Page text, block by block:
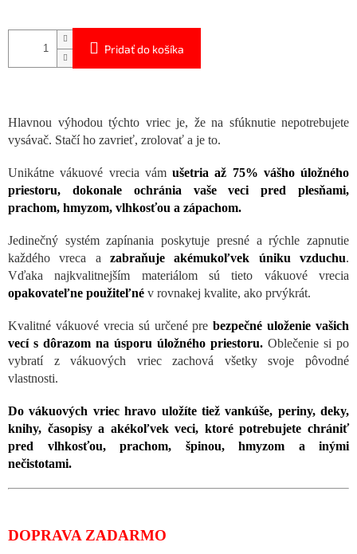
Pridať do košíka
Hlavnou výhodou týchto vriec je, že na sfúknutie nepotrebujete
vysávač. Stačí ho zavrieť, zrolovať a je to.
Unikátne vákuové vrecia vám ušetria až 75% vášho úložného
priestoru, dokonale ochránia vaše veci pred plesňami,
prachom, hmyzom, vlhkosťou a zápachom.
Jedinečný systém zapínania poskytuje presné a rýchle zapnutie
každého vreca a zabraňuje akémukoľvek úniku vzduchu.
Vďaka najkvalitnejším materiálom sú tieto vákuové vrecia
opakovateľne použiteľné v rovnakej kvalite, ako prvýkrát.
Kvalitné vákuové vrecia sú určené prebezpečné uloženie vašich
vecí s dôrazom na úsporu úložného priestoru. Oblečenie si po
vybratí z vákuových vriec zachová všetky svoje pôvodné
vlastnosti.
Do vákuových vriec hravo uložíte tiež vankúše, periny, deky,
knihy, časopisy a akékoľvek veci, ktoré potrebujete chrániť
pred vlhkosťou, prachom, špinou, hmyzom a inými
nečistotami.
DOPRAVA ZADARMO